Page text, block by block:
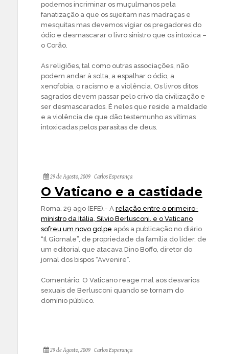
podemos incriminar os muçulmanos pela
fanatização a que os sujeitam nas madraças e
mesquitas mas devemos vigiar os pregadores do
ódio e desmascarar o livro sinistro que os intoxica –
o Corão.
As religiões, tal como outras associações, não
podem andar à solta, a espalhar o ódio, a
xenofobia, o racismo e a violência. Os livros ditos
sagrados devem passar pelo crivo da civilização e
ser desmascarados. É neles que reside a maldade
e a violência de que dão testemunho as vítimas
intoxicadas pelos parasitas de deus.
29 de Agosto, 2009 Carlos Esperança
O Vaticano e a castidade
Roma, 29 ago (EFE).- A relação entre o primeiro-
ministro da Itália, Silvio Berlusconi, e o Vaticano
sofreu um novo golpe após a publicação no diário
“Il Giornale”, de propriedade da família do líder, de
um editorial que atacava Dino Boffo, diretor do
jornal dos bispos “Avvenire”.
Comentário: O Vaticano reage mal aos desvarios
sexuais de Berlusconi quando se tornam do
domínio público.
29 de Agosto, 2009 Carlos Esperança